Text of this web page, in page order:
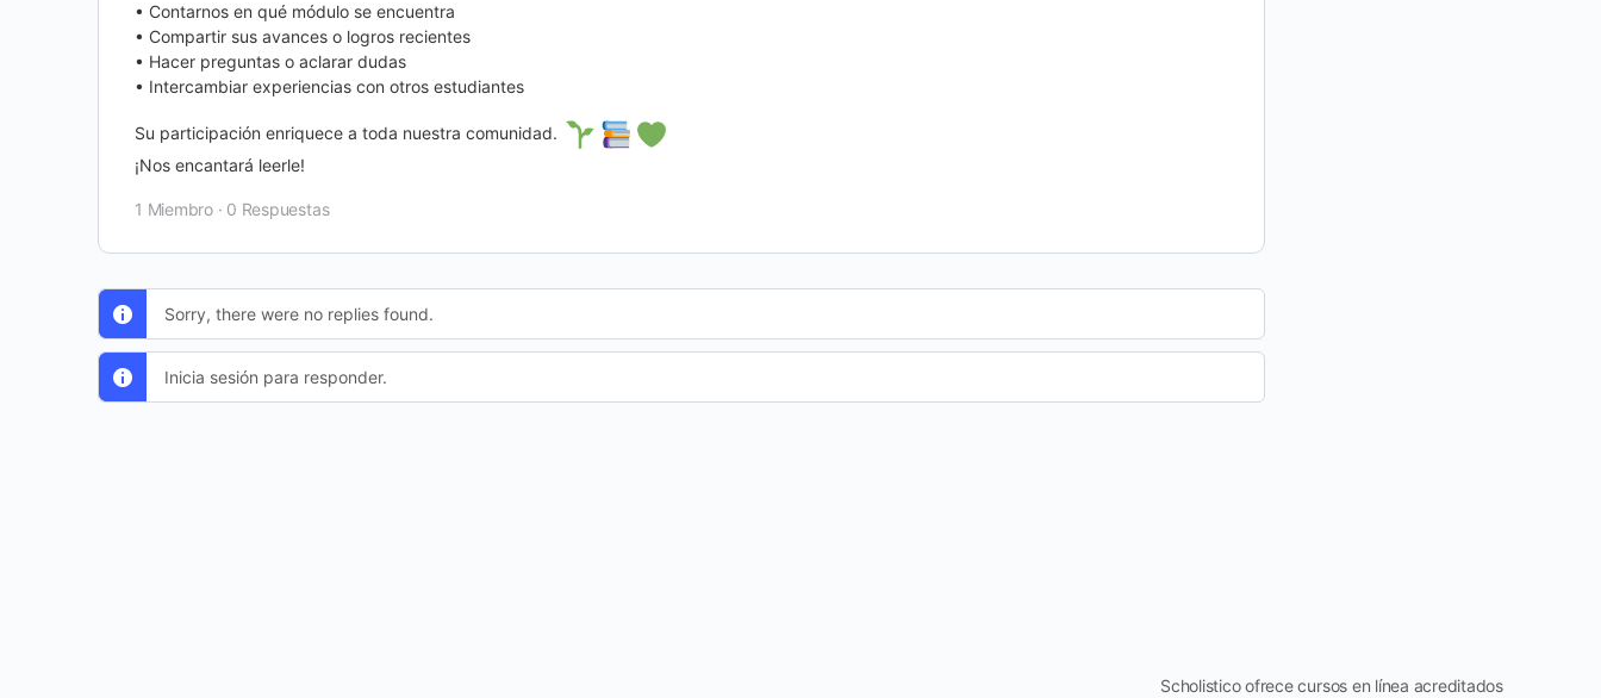
• Contarnos en qué módulo se encuentra
• Compartir sus avances o logros recientes
• Hacer preguntas o aclarar dudas
• Intercambiar experiencias con otros estudiantes
Su participación enriquece a toda nuestra comunidad.
¡Nos encantará leerle!
1 Miembro · 0 Respuestas
Sorry, there were no replies found.
Inicia sesión para responder.
Scholistico ofrece cursos en línea acreditados